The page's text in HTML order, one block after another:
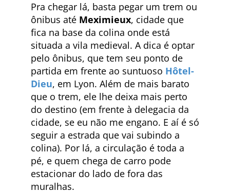
Pra chegar lá, basta pegar um trem ou
ônibus até Meximieux, cidade que
fica na base da colina onde está
situada a vila medieval. A dica é optar
pelo ônibus, que tem seu ponto de
partida em frente ao suntuoso Hôtel-
Dieu, em Lyon. Além de mais barato
que o trem, ele lhe deixa mais perto
do destino (em frente à delegacia da
cidade, se eu não me engano. E aí é só
seguir a estrada que vai subindo a
colina). Por lá, a circulação é toda a
pé, e quem chega de carro pode
estacionar do lado de fora das
muralhas.